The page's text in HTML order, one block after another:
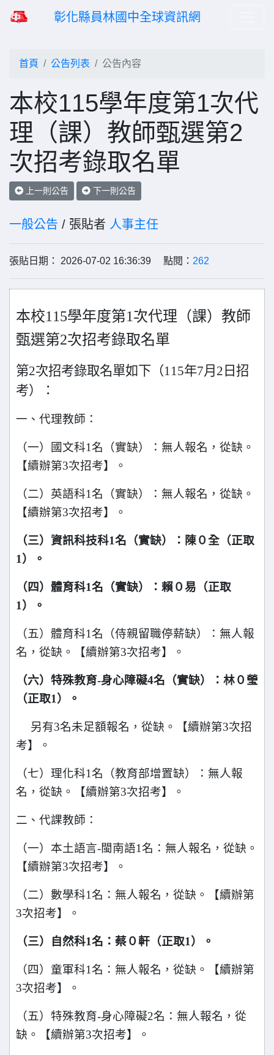
彰化縣員林國中全球資訊網
首頁 公告列表 公告內容
本校115學年度第1次代
理（課）教師甄選第2
次招考錄取名單
上一則公告 下一則公告
一般公告 / 張貼者 人事主任
張貼日期： 2026-07-02 16:36:39 點閱： 262
本校115學年度第1次代理（課）教師
甄選第2次招考錄取名單
第2次招考錄取名單如下（115年7月2日招
考）：
一、代理教師：
（一）國文科1名（實缺）：無人報名，從缺。
【續辦第3次招考】。
（二）英語科1名（實缺）：無人報名，從缺。
【續辦第3次招考】。
（三）資訊科技科1名（實缺）：陳０全（正取
1）。
（四）體育科1名（實缺）：賴０易（正取
1）。
（五）體育科1名（侍親留職停薪缺）：無人報
名，從缺。【續辦第3次招考】。
（六）特殊教育-身心障礙4名（實缺）：林０瑩
（正取1）。
另有3名未足額報名，從缺。【續辦第3次招
考】。
（七）理化科1名（教育部增置缺）：無人報
名，從缺。【續辦第3次招考】。
二、代課教師：
（一）本土語言-閩南語1名：無人報名，從缺。
【續辦第3次招考】。
（二）數學科1名：無人報名，從缺。【續辦第
3次招考】。
（三）自然科1名：蔡０軒（正取1）。
（四）童軍科1名：無人報名，從缺。【續辦第
3次招考】。
（五）特殊教育-身心障礙2名：無人報名，從
缺。【續辦第3次招考】。